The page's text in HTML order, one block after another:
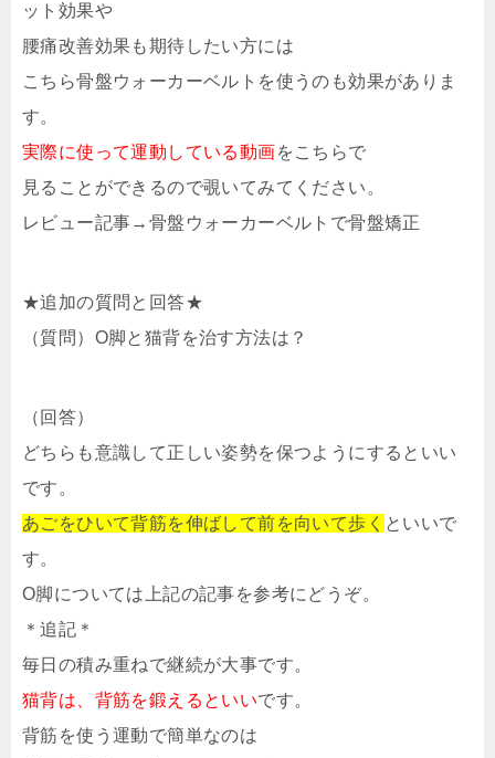
ット効果や
腰痛改善効果も期待したい方には
こちら骨盤ウォーカーベルトを使うのも効果がありま
す。
実際に使って運動している動画をこちらで
見ることができるので覗いてみてください。
レビュー記事→骨盤ウォーカーベルトで骨盤矯正
★追加の質問と回答★
（質問）O脚と猫背を治す方法は？
（回答）
どちらも意識して正しい姿勢を保つようにするといい
です。
あごをひいて背筋を伸ばして前を向いて歩く といいで
す。
O脚については上記の記事を参考にどうぞ。
＊追記＊
毎日の積み重ねで継続が大事です。
猫背は、背筋を鍛えるといいです。
背筋を使う運動で簡単なのは